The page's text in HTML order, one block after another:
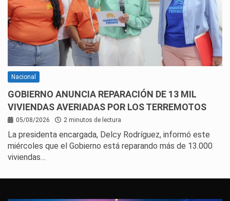
Nacional
GOBIERNO ANUNCIA REPARACIÓN DE 13 MIL
VIVIENDAS AVERIADAS POR LOS TERREMOTOS
05/08/2026 2 minutos de lectura
La presidenta encargada, Delcy Rodríguez, informó este
miércoles que el Gobierno está reparando más de 13.000
viviendas…